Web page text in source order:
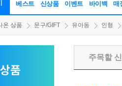
베스트 신상품 이벤트 바이백 매
온 상품 문구/GIFT 유아동 인형
품
주목할